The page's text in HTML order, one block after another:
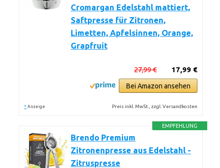
Cromargan Edelstahl mattiert,
Saftpresse für Zitronen,
Limetten, Apfelsinnen, Orange,
Grapfruit
17,99 €
27,99 €
Bei Amazon ansehen
* Anzeige Preis inkl. MwSt., zzgl. Versandkosten
EMPFEHLUNG
Brendo Premium
Zitronenpresse aus Edelstahl -
Zitruspresse